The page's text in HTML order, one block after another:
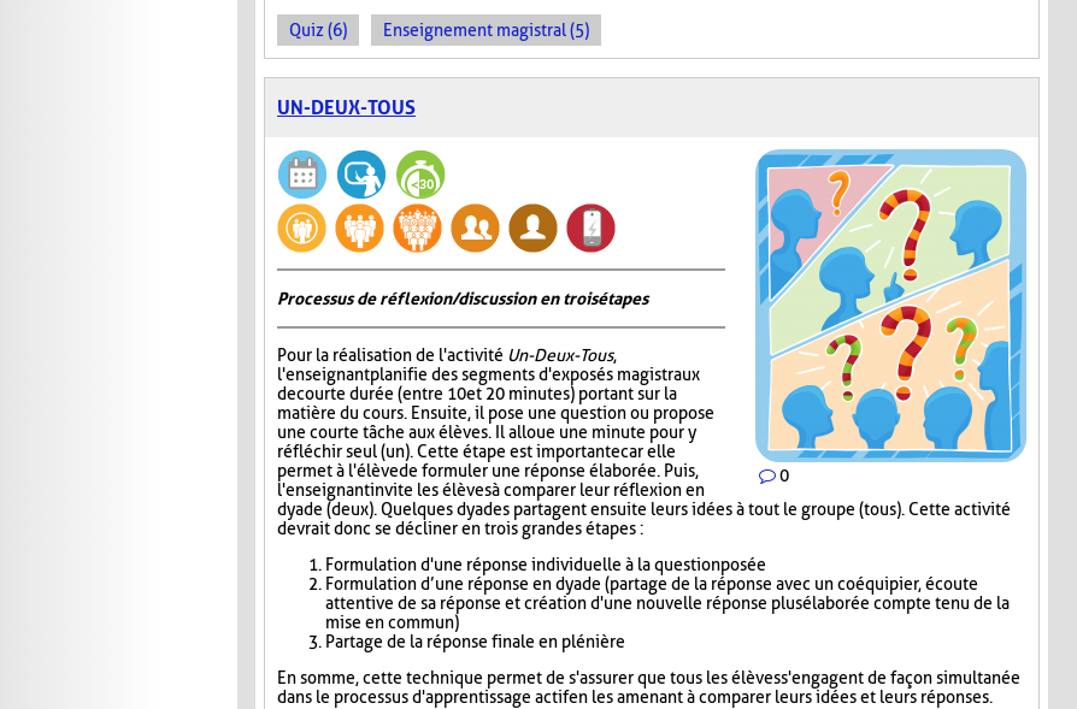
Quiz (6) Enseignement magistral (5)
UN-DEUX-TOUS
0
Processus de réflexion/discussion en trois étapes
Pour la réalisation de l'activité Un-Deux-Tous,
l'enseignant planifie des segments d'exposés magistraux
de courte durée (entre 10 et 20 minutes) portant sur la
matière du cours. Ensuite, il pose une question ou propose
une courte tâche aux élèves. Il alloue une minute pour y
réfléchir seul (un). Cette étape est importante car elle
permet à l'élève de formuler une réponse élaborée. Puis,
l'enseignant invite les élèves à comparer leur réflexion en
dyade (deux). Quelques dyades partagent ensuite leurs idées à tout le groupe (tous). Cette activité
devrait donc se décliner en trois grandes étapes :
Formulation d'une réponse individuelle à la question posée
Formulation d’une réponse en dyade (partage de la réponse avec un coéquipier, écoute
attentive de sa réponse et création d'une nouvelle réponse plus élaborée compte tenu de la
mise en commun)
Partage de la réponse finale en plénière
En somme, cette technique permet de s'assurer que tous les élèves s'engagent de façon simultanée
dans le processus d'apprentissage actif en les amenant à comparer leurs idées et leurs réponses.